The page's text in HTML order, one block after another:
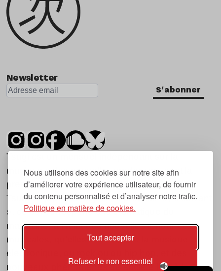
Nous utilisons des cookies sur notre site afin
d’améliorer votre expérience utilisateur, de fournir
du contenu personnalisé et d’analyser notre trafic.
Politique en matière de cookies.
Tout accepter
Refuser le non essentiel
Newsletter
S'abonner
Tsugi est un mensuel indépendant sur la
musique et les nouvelles tendances, dont la
première parution date de 2007.
Tsugi en japonais signifie « prochain », « suivant
», ce qui correspond à la thématique du
magazine, à l’affût des nouvelles tendances
musicales, qu’elles viennent de la musique
électronique, du rock ou du hip hop, et des
nouveaux phénomènes de société liés à la